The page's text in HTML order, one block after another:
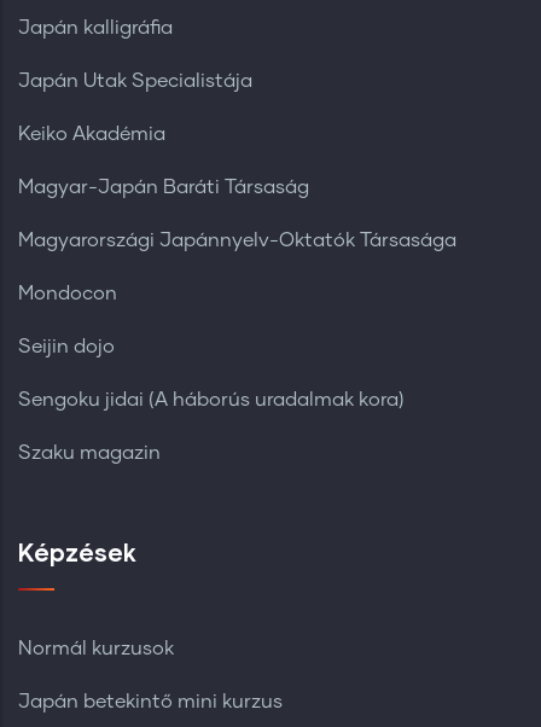
Japán kalligráfia
Japán Utak Specialistája
Keiko Akadémia
Magyar-Japán Baráti Társaság
Magyarországi Japánnyelv-Oktatók Társasága
Mondocon
Seijin dojo
Sengoku jidai (A háborús uradalmak kora)
Szaku magazin
Képzések
Normál kurzusok
Japán betekintő mini kurzus